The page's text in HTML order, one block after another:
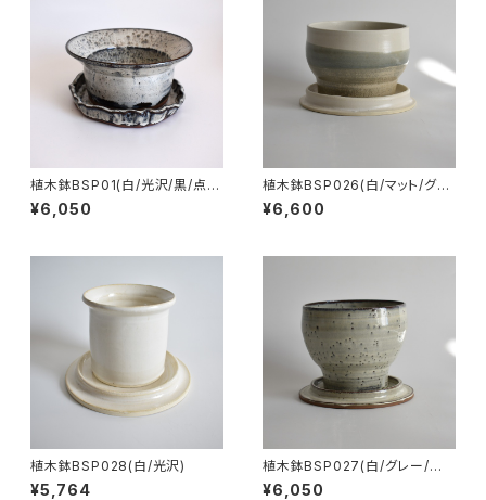
植木鉢BSP01(白/光沢/黒/点模
様/グレー/赤土)
¥6,050
植木鉢BSP026(白/マット/グレ
ー/ベージュ)
¥6,600
植木鉢BSP028(白/光沢)
¥5,764
植木鉢BSP027(白/グレー/点
模様/茶)
¥6,050